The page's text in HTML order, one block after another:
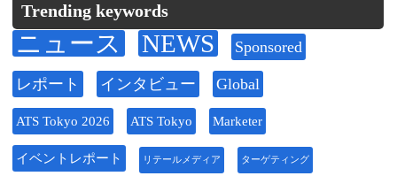
Trending keywords
ニュース NEWS Sponsored
レポート インタビュー Global
ATS Tokyo 2026 ATS Tokyo Marketer
イベントレポート リテールメディア ターゲティング